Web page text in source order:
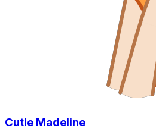
Cutie Madeline